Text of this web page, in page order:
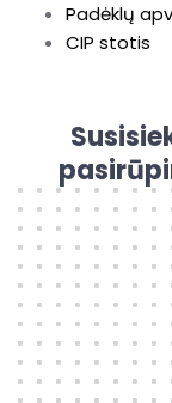
Padėklų
CIP stotis